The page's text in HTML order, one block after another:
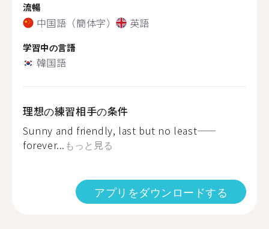
流暢
中国語（簡体字） 英語
学習中の言語
韓国語
理想の練習相手の条件
Sunny and friendly, last but no least——
forever... もっと見る
アプリをダウンロードする